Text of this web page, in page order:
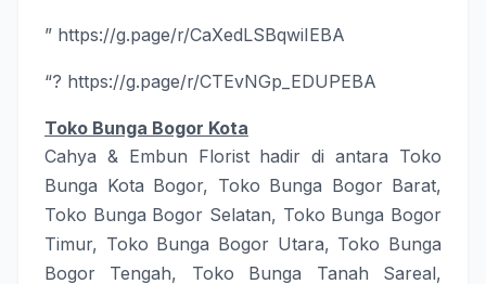
” https://g.page/r/CaXedLSBqwiIEBA
“? https://g.page/r/CTEvNGp_EDUPEBA
Toko Bunga Bogor Kota
Cahya & Embun Floristhadir di antara Toko
Bunga Kota Bogor, Toko Bunga Bogor Barat,
Toko Bunga Bogor Selatan, Toko Bunga Bogor
Timur, Toko Bunga Bogor Utara, Toko Bunga
Bogor Tengah, Toko Bunga Tanah Sareal,